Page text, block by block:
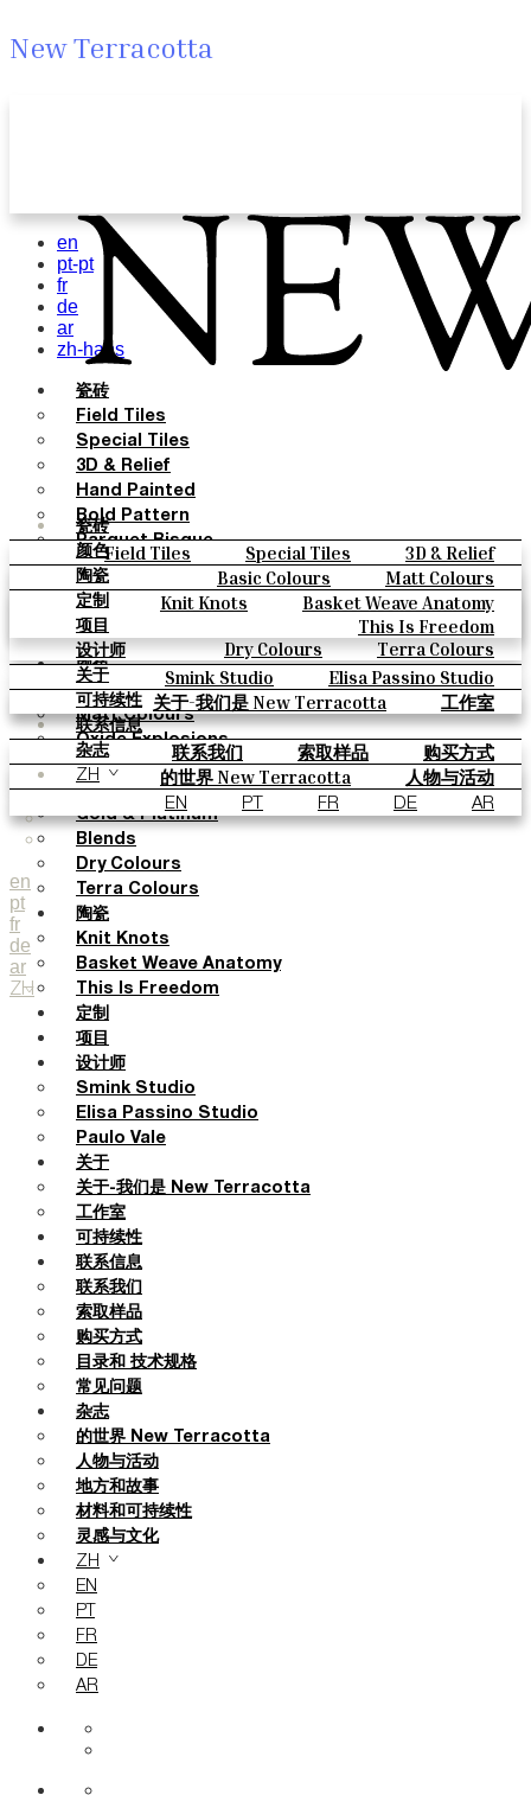
New Terracotta
瓷砖
Field Tiles Special Tiles
3D & Relief
Hand Painted
Bold Pattern
Parquet Bisque
Natural Cotto
Smink Studio
Elisa Passino
Paulo Vale
颜色
Basic Colours
Matt Colours
Oxide Explosions
Special Firing
Vintage Metallics
Gold & Platinum
Blends
Dry Colours
Terra Colours
陶瓷
Knit Knots
Basket Weave Anatomy
This Is Freedom
定制
项目
设计师
Smink Studio
Elisa Passino Studio
Paulo Vale
关于
关于-我们是 New Terracotta 工作室
可持续性
联系信息
联系我们 索取样品
购买方式
目录和 技术规格
常见问题
杂志
的世界 New Terracotta
人物与活动
地方和故事
材料和可持续性 灵感与文化
ZH
EN PT FR DE AR
en
pt
fr
de
ar
ZH
en
pt-pt
fr
de
ar
zh-hans
瓷砖
Field Tiles
Special Tiles
3D & Relief
Hand Painted
Bold Pattern
Parquet Bisque
Natural Cotto
Smink Studio
Elisa Passino
Paulo Vale
颜色
Basic Colours
Matt Colours
Oxide Explosions
Special Firing
Vintage Metallics
Gold & Platinum
Blends
Dry Colours
Terra Colours
陶瓷
Knit Knots
Basket Weave Anatomy
This Is Freedom
定制
项目
设计师
Smink Studio
Elisa Passino Studio
Paulo Vale
关于
关于-我们是 New Terracotta
工作室
可持续性
联系信息
联系我们
索取样品
购买方式
目录和 技术规格
常见问题
杂志
的世界 New Terracotta
人物与活动
地方和故事
材料和可持续性
灵感与文化
ZH
EN
PT
FR
DE
AR